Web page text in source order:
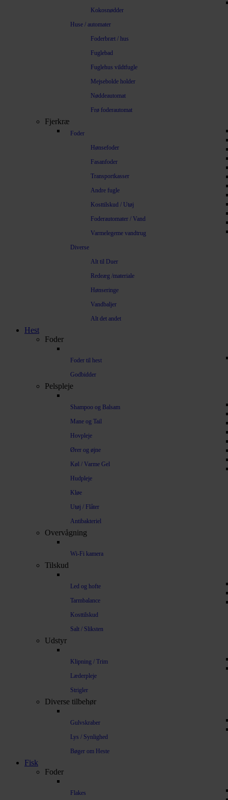
Kokosnødder
Huse / automater
Foderbræt / hus
Fuglebad
Fuglehus vildtfugle
Mejsebolde holder
Nøddeautomat
Frø foderautomat
Fjerkræ
Foder
Hønsefoder
Fasanfoder
Transportkasser
Andre fugle
Kosttilskud / Utøj
Foderautomater / Vand
Varmelegeme vandtrug
Diverse
Alt til Duer
Redeæg /materiale
Hønseringe
Vandbaljer
Alt det andet
Hest
Foder
Foder til hest
Godbidder
Pelspleje
Shampoo og Balsam
Mane og Tail
Hovpleje
Ører og øjne
Køl / Varme Gel
Hudpleje
Kløe
Utøj / Flåter
Antibakteriel
Overvågning
Wi-Fi kamera
Tilskud
Led og hofte
Tarmbalance
Kosttilskud
Salt / Sliksten
Udstyr
Klipning / Trim
Læderpleje
Strigler
Diverse tilbehør
Gulvskraber
Lys / Synlighed
Bøger om Heste
Fisk
Foder
Flakes